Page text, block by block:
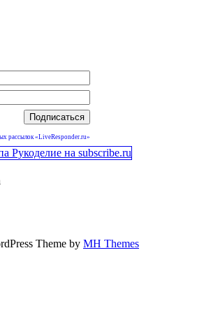
рассылок «LiveResponder.ru»
Theme by MH Themes